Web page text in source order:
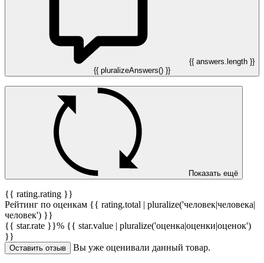
{{ answers.length }}
{{ pluralizeAnswers() }}
Показать ещё
{{ rating.rating }}
Рейтинг по оценкам {{ rating.total | pluralize('человек|человека|
человек') }}
{{ star.rate }}% {{ star.value | pluralize('оценка|оценки|оценок')
}}
Оставить отзыв Вы уже оценивали данный товар.